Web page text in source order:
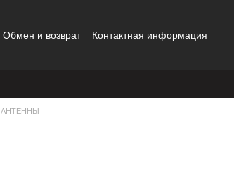
Обмен и возврат Контактная информация
АНТЕННЫ